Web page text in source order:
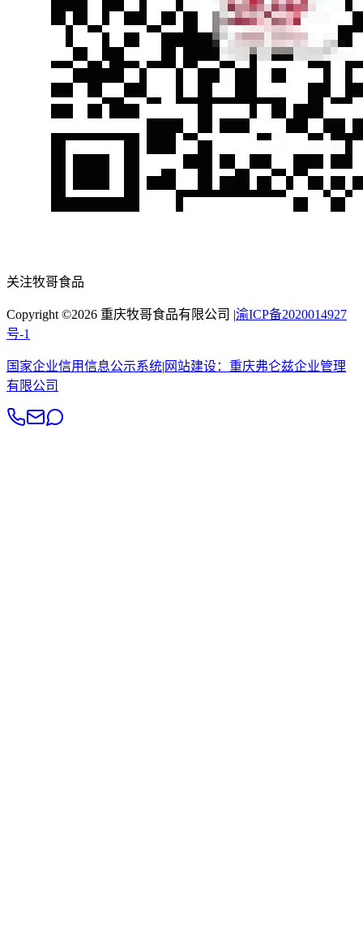
关注牧哥食品
Copyright ©2026 重庆牧哥食品有限公司 |渝ICP备2020014927
号-1
国家企业信用信息公示系统| 网站建设： 重庆弗仑兹企业管理
有限公司